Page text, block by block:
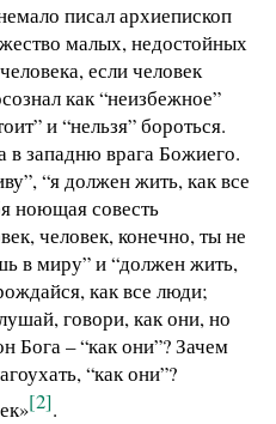
писал архиепископ
малых, недостойных
если человек
как “неизбежное”
и “нельзя” бороться.
в западню врага Божиего.
“я должен жить, как все
ноющая совесть
человек, конечно, ты не
в миру” и “должен жить,
как все люди;
говори, как они, но
Бога – “как они”? Зачем
“как они”?
[2].